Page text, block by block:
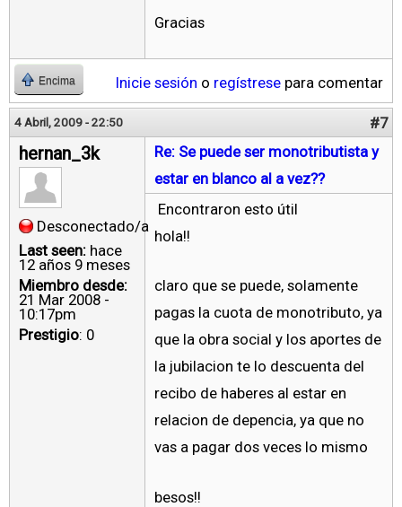
Gracias
Encima Inicie sesión o regístrese para comentar
4 Abril, 2009 - 22:50 #7
hernan_3k
Desconectado/a
Last seen: hace
12 años 9 meses
Miembro desde:
21 Mar 2008 -
10:17pm
Prestigio: 0
Re: Se puede ser monotributista y
estar en blanco al a vez??
Encontraron esto útil
hola!!
claro que se puede, solamente
pagas la cuota de monotributo, ya
que la obra social y los aportes de
la jubilacion te lo descuenta del
recibo de haberes al estar en
relacion de depencia, ya que no
vas a pagar dos veces lo mismo
besos!!